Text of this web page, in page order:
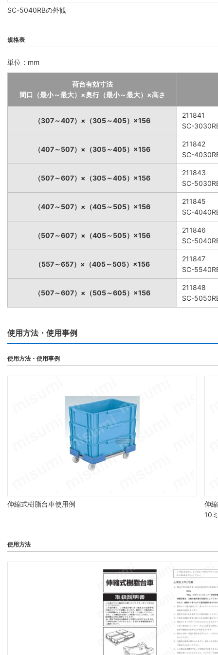
SC-5040RBの外観
規格表
単位：mm
荷台有効寸法
間口（最小～最大）×奥行（最小～最大）×高さ
（307～407）×（305～405）×156
211841
SC-
（407～507）×（305～405）×156
211842
SC-
（507～607）×（305～405）×156
211843
SC-
（407～507）×（405～505）×156
211845
SC-
（507～607）×（405～505）×156
211846
SC-
（557～657）×（405～505）×156
211847
SC-
（507～607）×（505～605）×156
211848
SC-
使用方法・使用事例
使用方法・使用事例
伸縮式樹脂台車使用例
伸
10
使用方法